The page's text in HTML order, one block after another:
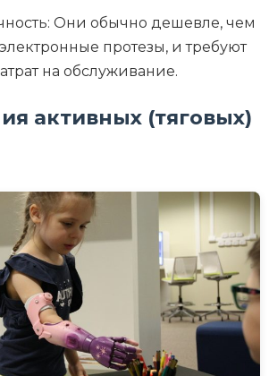
Они обычно дешевле, чем
протезы, и требуют
на обслуживание.
активных (тяговых)